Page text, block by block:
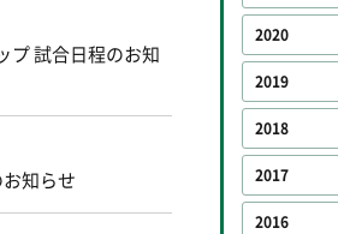
プ 試合日程のお知
知らせ
2020
2019
2018
2017
2016